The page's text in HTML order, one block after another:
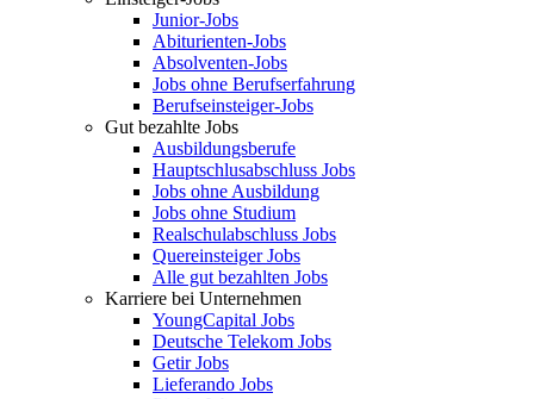
Junior-Jobs
Abiturienten-Jobs
Absolventen-Jobs
Jobs ohne Berufserfahrung
Berufseinsteiger-Jobs
Gut bezahlte Jobs
Ausbildungsberufe
Hauptschlusabschluss Jobs
Jobs ohne Ausbildung
Jobs ohne Studium
Realschulabschluss Jobs
Quereinsteiger Jobs
Alle gut bezahlten Jobs
Karriere bei Unternehmen
YoungCapital Jobs
Deutsche Telekom Jobs
Getir Jobs
Lieferando Jobs